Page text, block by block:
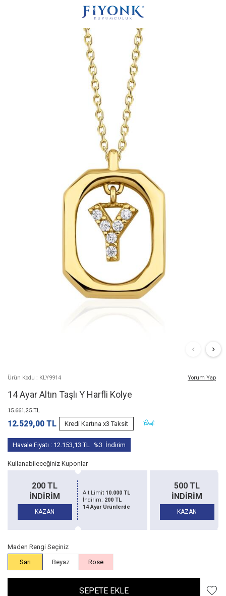
Ürün Kodu : KLY9914 Yorum Yap
14 Ayar Altın Taşlı Y Harfli Kolye
15.661,25TL
12.529,00 TL Kredi Kartına x3 Taksit
Havale Fiyatı : 12.153,13 TL %3 İndirim
Kullanabileceğiniz Kuponlar
200 TL
İNDİRİM
KAZAN
Alt Limit 10.000 TL
İndirim: 200 TL
14 Ayar Ürünlerde
500 TL
İNDİRİM
KAZAN
Maden Rengi Seçiniz
Sarı
Beyaz Rose
SEPETE EKLE